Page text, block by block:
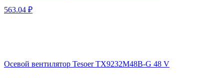
563.04 ₽
Осевой вентилятор Tesoer TX9232M48B-G 48 V